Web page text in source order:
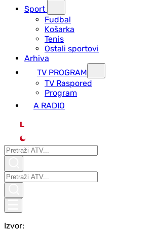
Sport
Fudbal
Košarka
Tenis
Ostali sportovi
Arhiva
TV PROGRAM
ТV Raspored
Program
A RADIO
L
Izvor: